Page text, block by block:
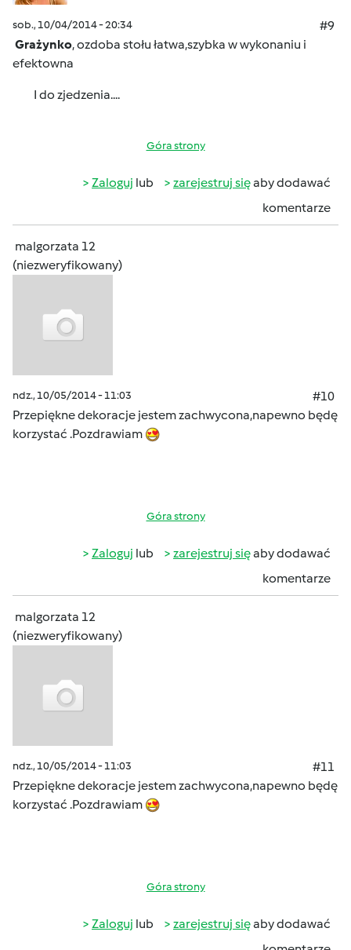
sob., 10/04/2014 - 20:34
#9
Grażynko, ozdoba stołu łatwa,szybka w wykonaniu i
efektowna
I do zjedzenia....
Góra strony
Zaloguj lub zarejestruj sięaby dodawać
komentarze
malgorzata 12
(niezweryfikowany)
ndz., 10/05/2014 - 11:03
#10
Przepiękne dekoracje jestem zachwycona,napewno będę
korzystać .Pozdrawiam
Góra strony
Zaloguj lub zarejestruj sięaby dodawać
komentarze
malgorzata 12
(niezweryfikowany)
ndz., 10/05/2014 - 11:03
#11
Przepiękne dekoracje jestem zachwycona,napewno będę
korzystać .Pozdrawiam
Góra strony
Zaloguj lub zarejestruj sięaby dodawać